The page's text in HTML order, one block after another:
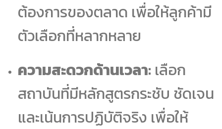
ต้องการของตลาด เพื่อให้ลูกค้ามี
ตัวเลือกที่หลากหลาย
ความสะดวกด้านเวลา: เลือก
สถาบันที่มีหลักสูตรกระชับ ชัดเจน
และเน้นการปฏิบัติจริง เพื่อให้